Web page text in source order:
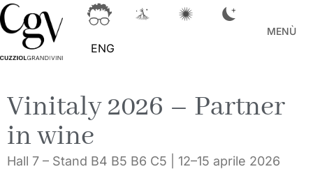
ENG
MENÙ
Vinitaly 2026 – Partner
in wine
Hall 7 – Stand B4 B5 B6 C5 | 12–15 aprile 2026